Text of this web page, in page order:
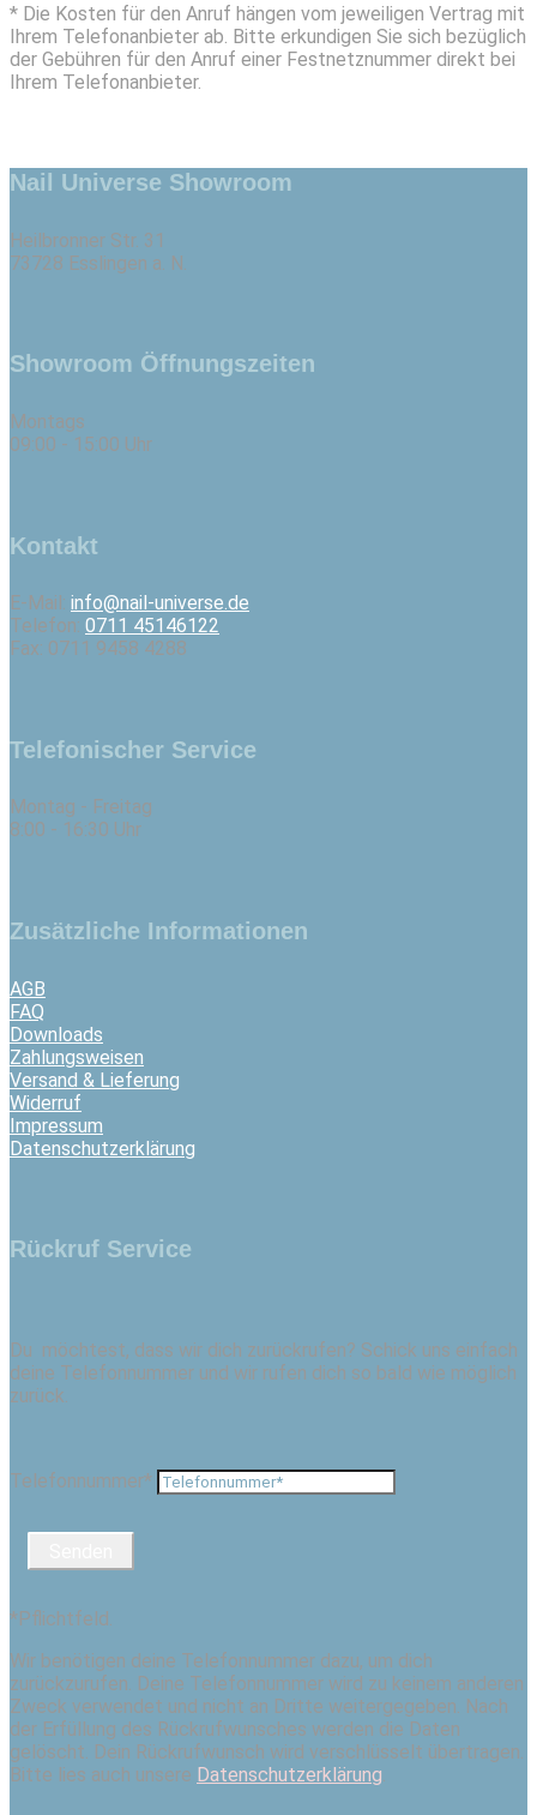
* Die Kosten für den Anruf hängen vom jeweiligen Vertrag mit
Ihrem Telefonanbieter ab. Bitte erkundigen Sie sich bezüglich
der Gebühren für den Anruf einer Festnetznummer direkt bei
Ihrem Telefonanbieter.
Nail Universe Showroom
Heilbronner Str. 31
73728 Esslingen a. N.
Showroom Öffnungszeiten
Montags
09:00 - 15:00 Uhr
Kontakt
E-Mail: info@nail-universe.de
Telefon: 0711 45146122
Fax: 0711 9458 4288
Telefonischer Service
Montag - Freitag
8:00 - 16:30 Uhr
Zusätzliche Informationen
AGB
FAQ
Downloads
Zahlungsweisen
Versand & Lieferung
Widerruf
Impressum
Datenschutzerklärung
Rückruf Service
Du möchtest, dass wir dich zurückrufen? Schick uns einfach
deine Telefonnummer und wir rufen dich so bald wie möglich
zurück.
Telefonnummer*
*Pflichtfeld.
Wir benötigen deine Telefonnummer dazu, um dich
zurückzurufen. Deine Telefonnummer wird zu keinem anderen
Zweck verwendet und nicht an Dritte weitergegeben. Nach
der Erfüllung des Rückrufwunsches werden die Daten
gelöscht. Dein Rückrufwunsch wird verschlüsselt übertragen.
Bitte lies auch unsere Datenschutzerklärung.